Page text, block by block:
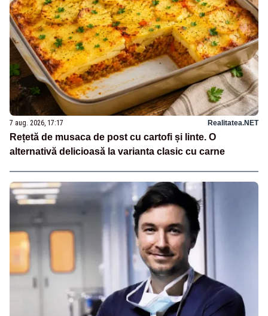
7 aug. 2026, 17:17 Realitatea.NET
Rețetă de musaca de post cu cartofi și linte. O
alternativă delicioasă la varianta clasic cu carne